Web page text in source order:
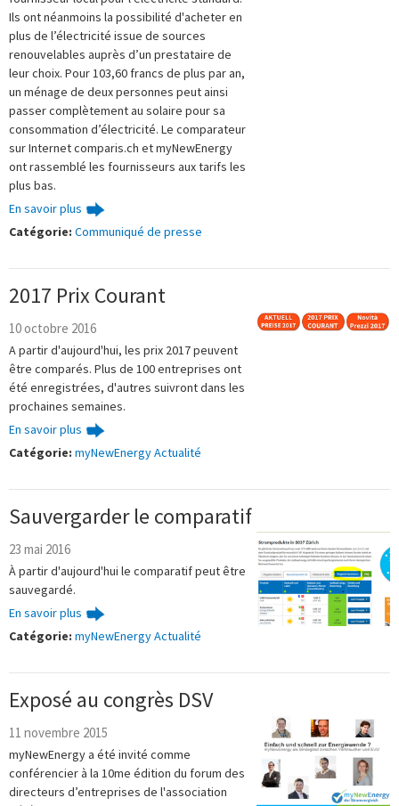
Ils ont néanmoins la possibilité d'acheter en
plus de l’électricité issue de sources
renouvelables auprès d’un prestataire de
leur choix. Pour 103,60 francs de plus par an,
un ménage de deux personnes peut ainsi
passer complètement au solaire pour sa
consommation d’électricité. Le comparateur
sur Internet comparis.ch et myNewEnergy
ont rassemblé les fournisseurs aux tarifs les
plus bas.
En savoir plus
Catégorie: Communiqué de presse
2017 Prix Courant
10 octobre 2016
A partir d'aujourd'hui, les prix 2017 peuvent
être comparés. Plus de 100 entreprises ont
été enregistrées, d'autres suivront dans les
prochaines semaines.
En savoir plus
Catégorie: myNewEnergy Actualité
Sauvergarder le comparatif
23 mai 2016
À partir d'aujourd'hui le comparatif peut être
sauvegardé.
En savoir plus
Catégorie: myNewEnergy Actualité
Exposé au congrès DSV
11 novembre 2015
myNewEnergy a été invité comme
conférencier à la 10me édition du forum des
directeurs d’entreprises de l'association